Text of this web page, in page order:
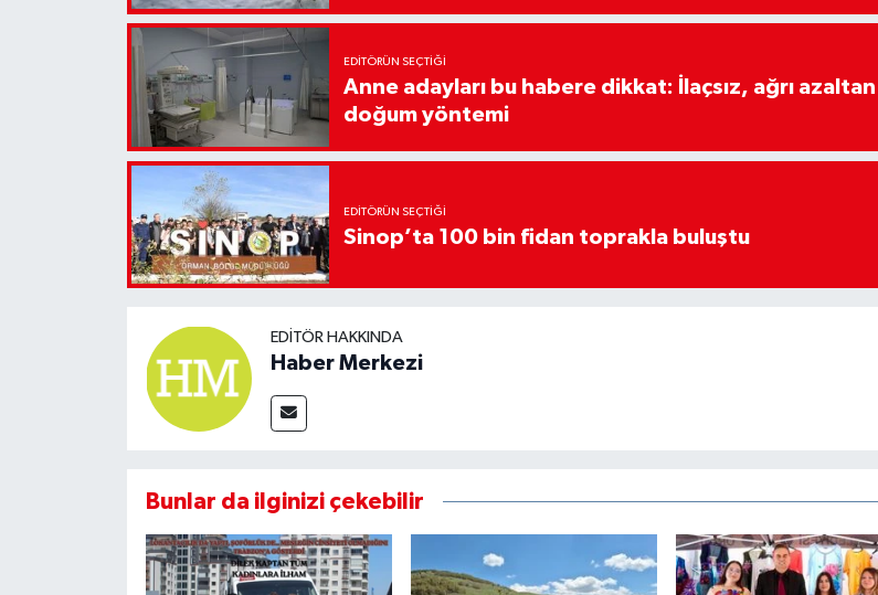
EDITÖRÜN SEÇTIĞI
Anne adayları bu habere dikkat: İlaçsız, ağrı azaltan
doğum yöntemi
EDITÖRÜN SEÇTIĞI
Sinop’ta 100 bin fidan toprakla buluştu
EDITÖR HAKKINDA
Haber Merkezi
Bunlar da ilginizi çekebilir